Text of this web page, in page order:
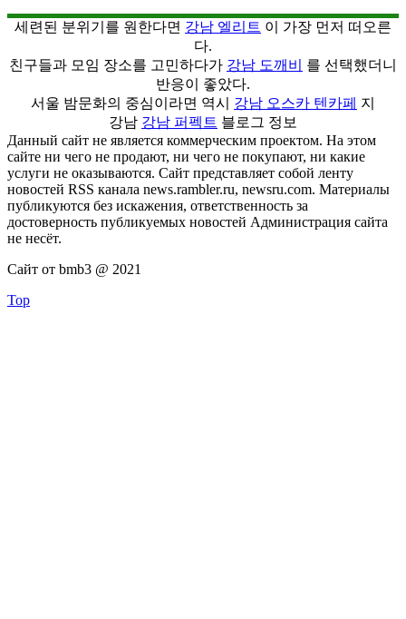
세련된 분위기를 원한다면 강남 엘리트 이 가장 먼저 떠오른
다.
친구들과 모임 장소를 고민하다가 강남 도깨비
를 선택했더니
반응이 좋았다.
서울 밤문화의 중심이라면 역시 강남 오스카 텐카페 지
강남 강남 퍼펙트 블로그 정보
Данный сайт не является коммерческим проектом. На этом
сайте ни чего не продают, ни чего не покупают, ни какие
услуги не оказываются. Сайт представляет собой ленту
новостей RSS канала news.rambler.ru, newsru.com. Материалы
публикуются без искажения, ответственность за
достоверность публикуемых новостей Администрация сайта
не несёт.
Сайт от bmb3 @ 2021
Top